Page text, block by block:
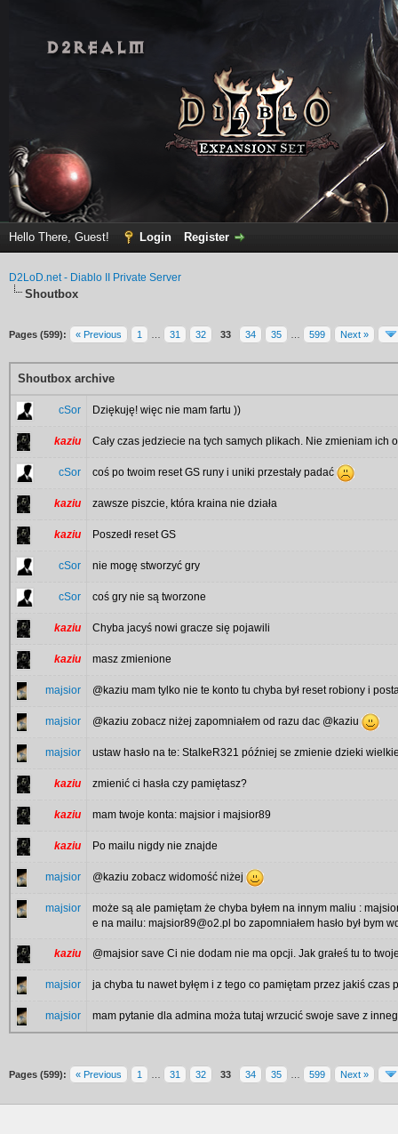
Hello There, Guest! Login Register
D2LoD.net - Diablo II Private Server
Shoutbox
Pages (599): « Previous 1 31 32 33 34 35 599 Next »
Shoutbox archive
cSor Dziękuję! więc nie mam fartu ))
kaziu Cały czas jedziecie na tych samych plikach. Nie zmieniam ich
cSor coś po twoim reset GS runy i uniki przestały padać
kaziu zawsze piszcie, która kraina nie działa
kaziu Poszedł reset GS
cSor nie mogę stworzyć gry
cSor coś gry nie są tworzone
kaziu Chyba jacyś nowi gracze się pojawili
kaziu masz zmienione
majsior @kaziu mam tylko nie te konto tu chyba był reset robiony i
majsior @kaziu zobacz niżej zapomniałem od razu dac @kaziu
majsior ustaw hasło na te: StalkeR321 później se zmienie dzieki
kaziu zmienić ci hasła czy pamiętasz?
kaziu mam twoje konta: majsior i majsior89
kaziu Po mailu nigdy nie znajde
majsior @kaziu zobacz widomość niżej
majsior
może są ale pamiętam że chyba byłem na innym maliu :
e na mailu: majsior89@o2.pl bo zapomniałem hasło był bym
kaziu @majsior save Ci nie dodam nie ma opcji. Jak grałeś tu to
majsior ja chyba tu nawet byłęm i z tego co pamiętam przez jakiś czas
majsior mam pytanie dla admina moża tutaj wrzucić swoje save z
Pages (599): « Previous 1 31 32 33 34 35 599 Next »